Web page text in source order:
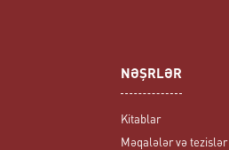
NƏŞRLƏR
Kitablar
Məqalələr və tezislər